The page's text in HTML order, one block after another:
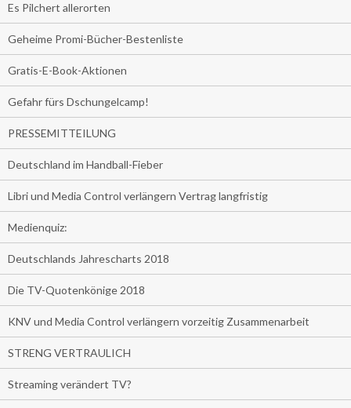
Es Pilchert allerorten
Geheime Promi-Bücher-Bestenliste
Gratis-E-Book-Aktionen
Gefahr fürs Dschungelcamp!
PRESSEMITTEILUNG
Deutschland im Handball-Fieber
Libri und Media Control verlängern Vertrag langfristig
Medienquiz:
Deutschlands Jahrescharts 2018
Die TV-Quotenkönige 2018
KNV und Media Control verlängern vorzeitig Zusammenarbeit
STRENG VERTRAULICH
Streaming verändert TV?